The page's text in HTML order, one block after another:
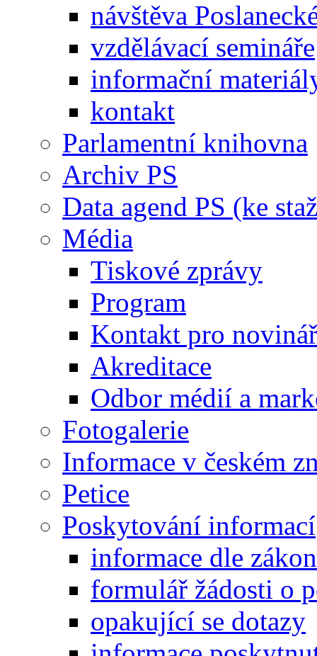
návštěva
vzdělávací semináře
informační
kontakt
Parlamentní knihovna
Archiv PS
Data agend PS (ke
Média
Tiskové zprávy
Program
Kontakt pro
Akreditace
Odbor médií a
Fotogalerie
Informace v českém
Petice
Poskytování informací
informace dle
formulář žádosti o
opakující se dotazy